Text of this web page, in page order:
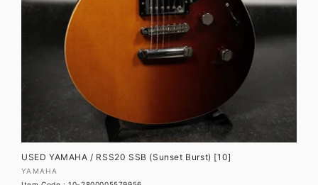
USED YAMAHA / RSS20 SSB (Sunset Burst) [10]
販
YAMAHA